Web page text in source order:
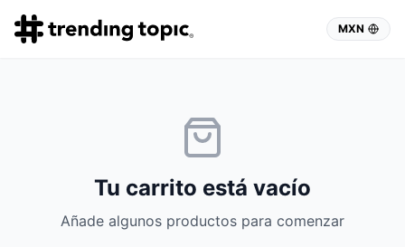
MXN
Tu carrito está vacío
Añade algunos productos para comenzar